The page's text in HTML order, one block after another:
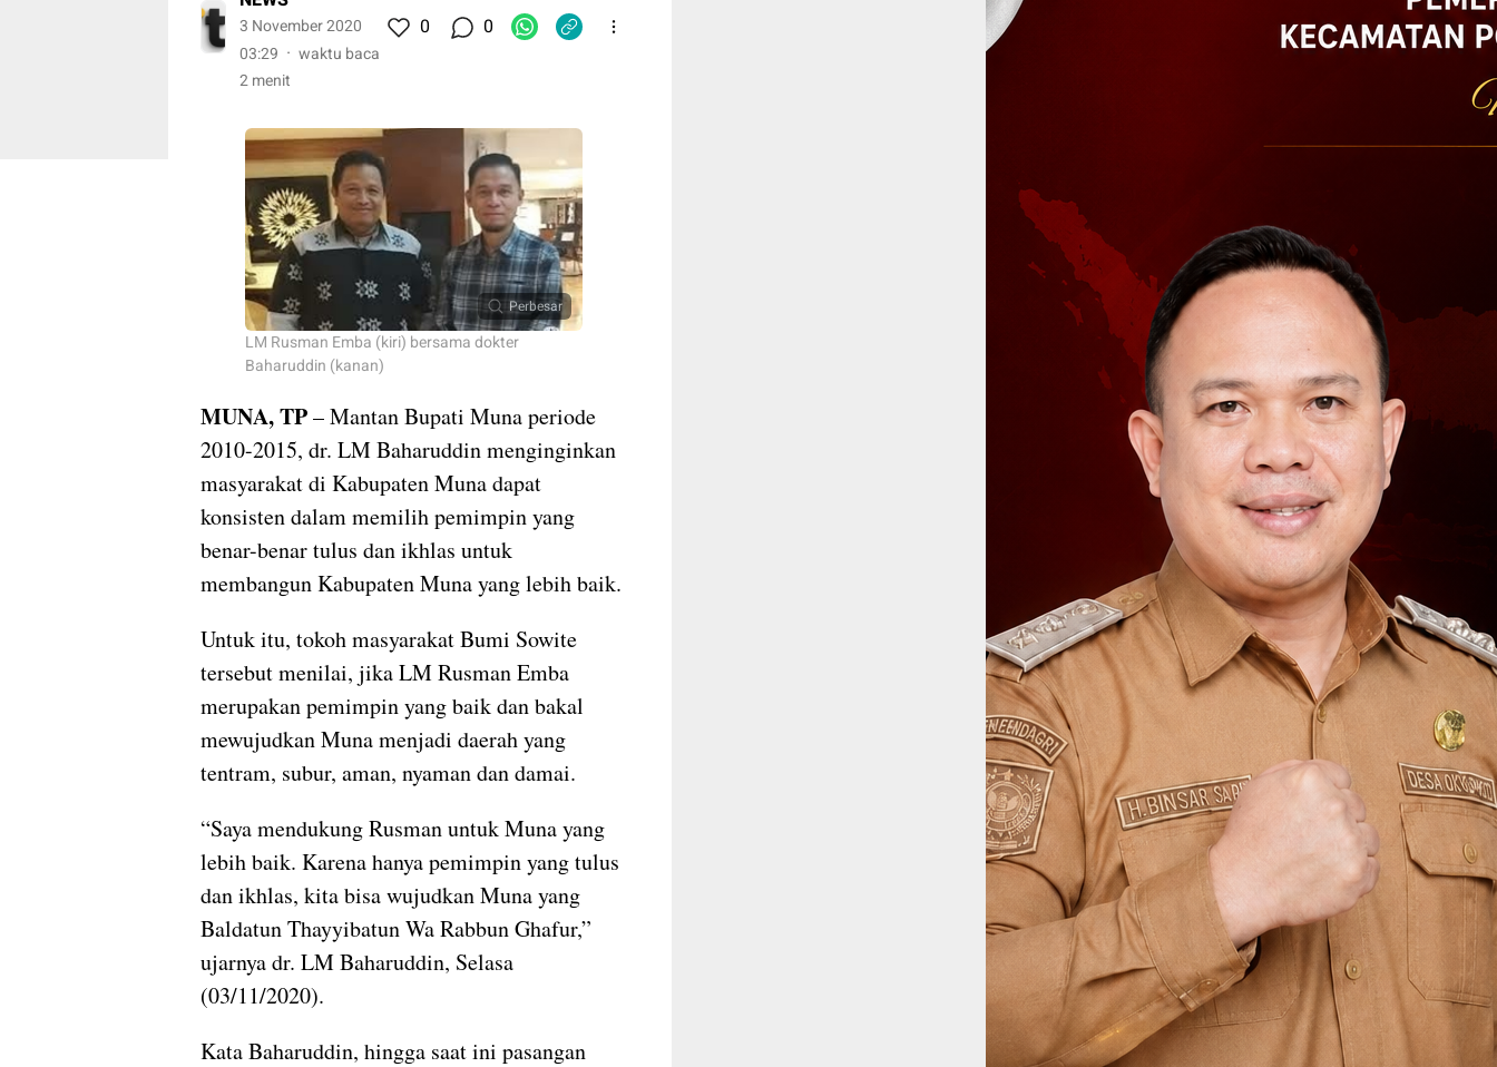
3 November 2020
03:29
waktu baca
2 menit
0 0
Perbesar
LM Rusman Emba (kiri) bersama dokter
Baharuddin (kanan)
MUNA, TP– Mantan Bupati Muna periode
2010-2015, dr. LM Baharuddin menginginkan
masyarakat di Kabupaten Muna dapat
konsisten dalam memilih pemimpin yang
benar-benar tulus dan ikhlas untuk
membangun Kabupaten Muna yang lebih baik.
Untuk itu, tokoh masyarakat Bumi Sowite
tersebut menilai, jika LM Rusman Emba
merupakan pemimpin yang baik dan bakal
mewujudkan Muna menjadi daerah yang
tentram, subur, aman, nyaman dan damai.
“Saya mendukung Rusman untuk Muna yang
lebih baik. Karena hanya pemimpin yang tulus
dan ikhlas, kita bisa wujudkan Muna yang
Baldatun Thayyibatun Wa Rabbun Ghafur,”
ujarnya dr. LM Baharuddin, Selasa
(03/11/2020).
Kata Baharuddin, hingga saat ini pasangan